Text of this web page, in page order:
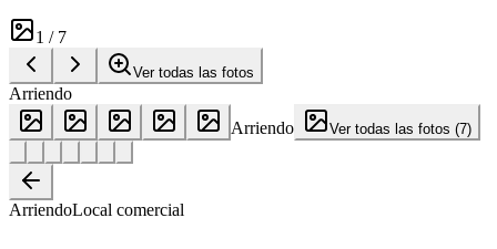
1 / 7
Ver todas las fotos
Arriendo
Arriendo
Ver todas las fotos (7)
ArriendoLocal comercial